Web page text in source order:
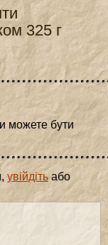
325 г
можете бути
увійдіть або